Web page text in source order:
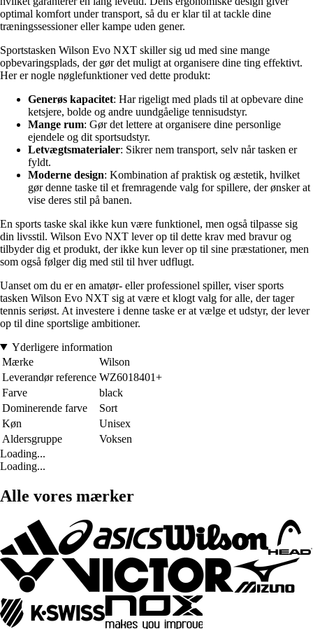
optimal komfort under transport, så du er klar til at tackle dine
træningssessioner eller kampe uden gener.
Sportstasken Wilson Evo NXT skiller sig ud med sine mange
opbevaringsplads, der gør det muligt at organisere dine ting effektivt.
Her er nogle nøglefunktioner ved dette produkt:
Generøs kapacitet: Har rigeligt med plads til at opbevare dine
ketsjere, bolde og andre uundgåelige tennisudstyr.
Mange rum: Gør det lettere at organisere dine personlige
ejendele og dit sportsudstyr.
Letvægtsmaterialer: Sikrer nem transport, selv når tasken er
fyldt.
Moderne design: Kombination af praktisk og æstetik, hvilket
gør denne taske til et fremragende valg for spillere, der ønsker at
vise deres stil på banen.
En sports taske skal ikke kun være funktionel, men også tilpasse sig
din livsstil. Wilson Evo NXT lever op til dette krav med bravur og
tilbyder dig et produkt, der ikke kun lever op til sine præstationer, men
som også følger dig med stil til hver udflugt.
Uanset om du er en amatør- eller professionel spiller, viser sports
tasken Wilson Evo NXT sig at være et klogt valg for alle, der tager
tennis seriøst. At investere i denne taske er at vælge et udstyr, der lever
op til dine sportslige ambitioner.
Yderligere information
Mærke
Wilson
Leverandør reference WZ6018401+
Farve
black
Dominerende farve
Sort
Køn
Unisex
Aldersgruppe
Voksen
Loading...
Loading...
Alle vores mærker